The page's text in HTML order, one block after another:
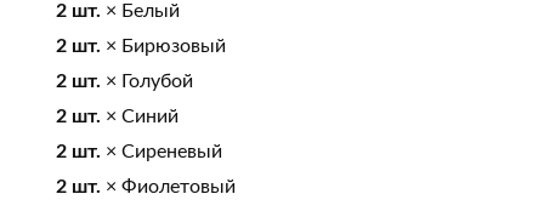
2 шт. × Белый
2 шт. × Бирюзовый
2 шт. × Голубой
2 шт. × Синий
2 шт. × Сиреневый
2 шт. × Фиолетовый